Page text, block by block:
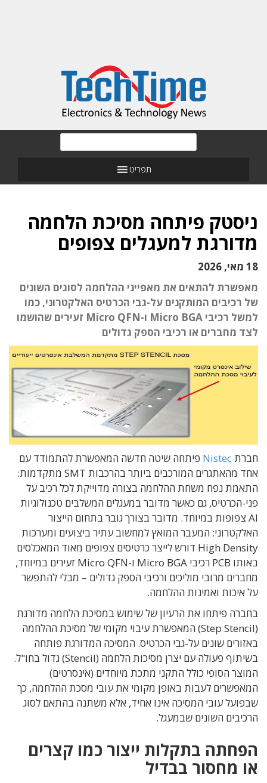
תפריט
ניסטק פיתחה מסיכת הלחמה
מדורגת למעגלים צפופים
18 מאי, 2026
מאפשרת להתאים את מאפייני ההלחמה לסוגים השונים
של רכיבים המותקנים על-גבי הכרטיס האלקטרוני, כמו
למשל רכיבי Micro BGA ו-Micro QFN זעירים שהושמו
לצד מחברים או רכיבי הספק גדולים
חברת Nistec פיתחה שיטה חדשה המאפשרת להתמודד עם
אחד מהאתגרים המורכבים ביותר בהרכבות SMT מתקדמות:
התאמת נפח משחת ההלחמה בצורה מדוייקת לכל רכיב על
פני-הכרטיס, גם כאשר מדובר במעגלים המשלבים טכנולוגיות
AI צפופות במיוחד. מדובר בצורך גובר בתחום הייצור
האלקטרוני: המעבר המואץ למחשוב עתיר ביצועים ומערכות
High Density דורש לייצר כרטיסים
צפופים מאוד המאכלסים
באותו PCB רכיבי Micro BGA ו-Micro QFN זעירים במיוחד,
מחברים מרובי מוליכים ורכיבי הספק גדולים – מבלי להתפשר
על איכות ואמינות ההלחמה.
בחברה פיתחו את הרעיון של שימוש במסיכת הלחמה מדורגת
(Step Stencil) המאפשרת עיבוי מקומי של מסיכת ההלחמה
באזורים שונים על-גבי הכרטיס. המסיכה המדורגת פותחה
בשיתוף פעולה עם יצרן מסיכות הלחמה (Stencil) גדול בחו"ל.
המוצר הסופי כולל התקני מתכת מיוחדים (אינסרטים)
המאפשרים לעבות באופן מקומי את עובי מסכת ההלחמה, כך
שבפועל עובי המסיכה אינו אחיד, אלא משתנה בהתאם לסוג
הרכיבים השונים שבמעגל.
הפחתה בתקלות ייצור כמו קצרים
או מחסור בבדיל